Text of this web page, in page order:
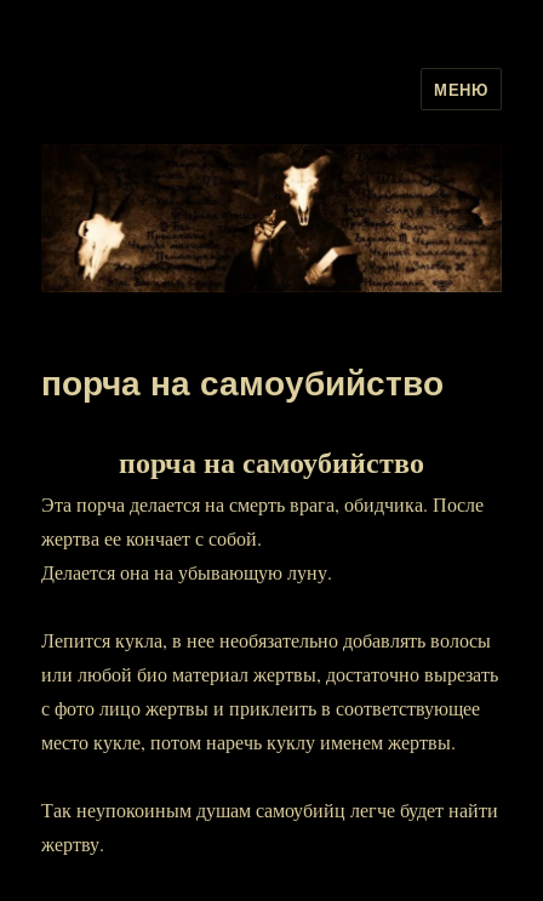
МЕНЮ
порча на самоубийство
порча на самоубийство
Эта порча делается на смерть врага, обидчика. После
жертва ее кончает с собой.
Делается она на убывающую луну.
Лепится кукла, в нее необязательно добавлять волосы
или любой био материал жертвы, достаточно вырезать
с фото лицо жертвы и приклеить в соответствующее
место кукле, потом наречь куклу именем жертвы.
Так неупокоиным душам самоубийц легче будет найти
жертву.